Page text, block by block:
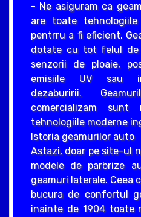
- Ne asiguram ca
are toate
pentrru a fi eficient.
dotate cu tot felul de
senzorii de ploaie,
emisiile UV sau
dezaburirii.
comercializam
tehnologiile moderne
Istoria geamurilor auto
Astazi, doar pe site-ul
modele de parbrize
geamuri laterale. Ceea
bucura de confortul
inainte de 1904 toate